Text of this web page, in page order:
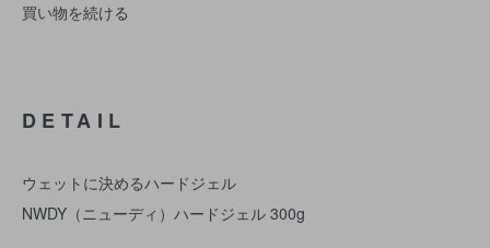
買い物を続ける
DETAIL
ウェットに決めるハードジェル
NWDY（ニューディ）ハードジェル 300g